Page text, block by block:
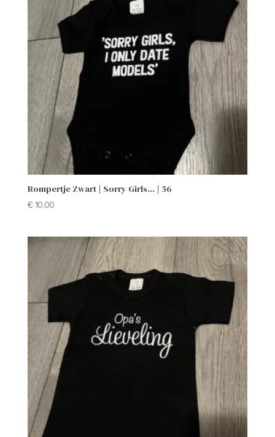
Rompertje Zwart | Sorry Girls… | 56
€ 10,00